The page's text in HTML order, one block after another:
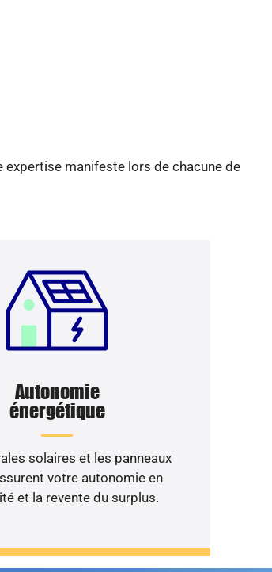
manifeste lors de chacune de
Autonomie
énergétique
solaires et les panneaux
votre autonomie en
et la revente du surplus.